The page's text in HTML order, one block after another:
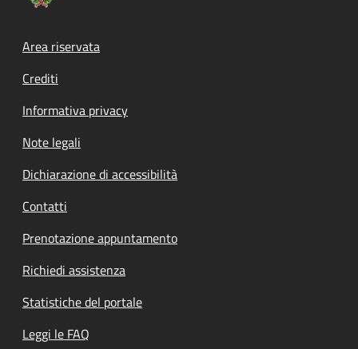
Footer menu
Area riservata
Crediti
Informativa privacy
Note legali
Dichiarazione di accessibilità
Contatti
Prenotazione appuntamento
Richiedi assistenza
Statistiche del portale
Leggi le FAQ